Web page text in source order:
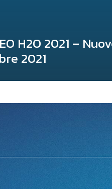
H2O 2021 –
2021